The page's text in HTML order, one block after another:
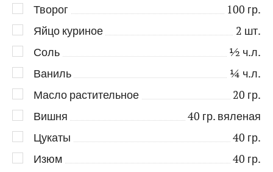
Творог
100 гр.
Яйцо куриное
2 шт.
Соль
½ ч.л.
Ваниль
¼ ч.л.
Масло растительное
20 гр.
Вишня
40 гр. вяленая
Цукаты
40 гр.
Изюм
40 гр.